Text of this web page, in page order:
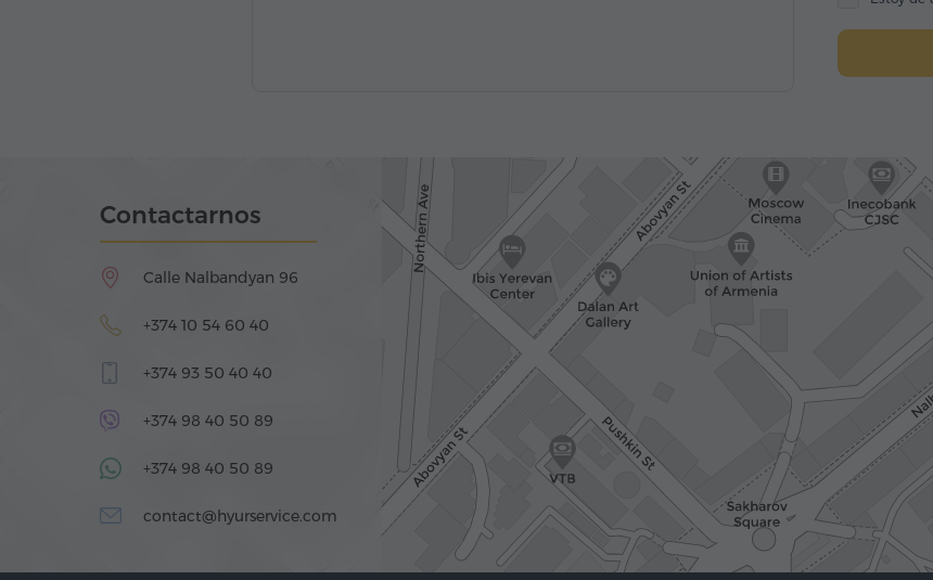
Contactarnos
Calle Nalbandyan 96
+374 10 54 60 40
+374 93 50 40 40
+374 98 40 50 89
+374 98 40 50 89
contact@hyurservice.com